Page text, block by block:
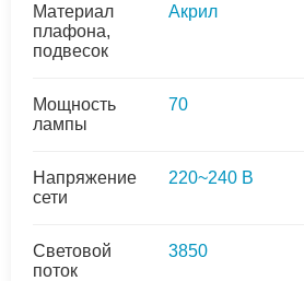
Материал
плафона,
подвесок
Акрил
Мощность
лампы
70
Напряжение
сети
220~240 В
Световой
поток
3850